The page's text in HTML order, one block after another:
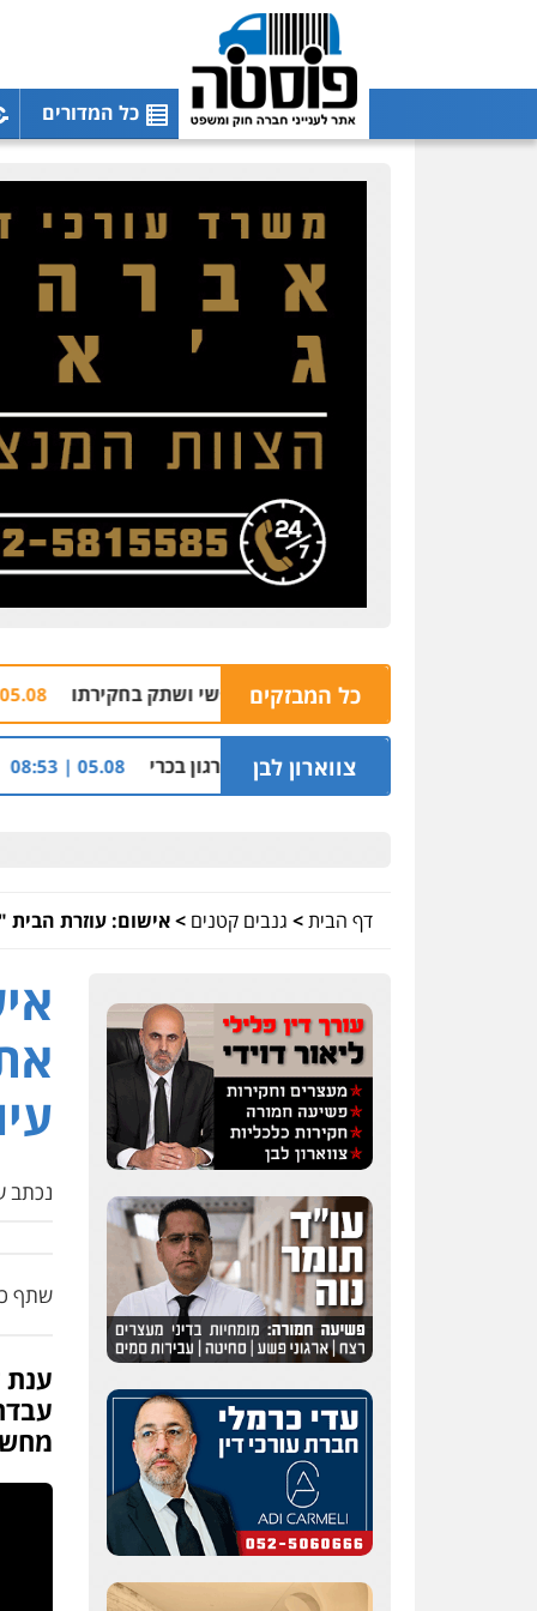
כל המדורים
כל המבזקים
פלדמן טען לרקע נפשי ושתק בחקירתו 05.08 | 19:50
צווארון לבן
בנימין בתיק נצרת וארגון בכרי 05.08 | 08:53 החשודים
דף הבית> גנבים קטנים >אישום: עוזרת הבית
עדי כרמלי – חברת עו"ד
לענייני אסירים
0525060666
גיא זהבי משרד עורכי דין
פלילי משפחה
503456449
נכתב
שתף
ענת